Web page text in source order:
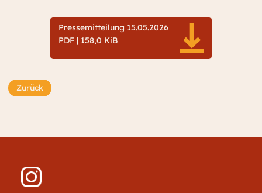
Pressemitteilung 15.05.2026
PDF | 158,0 KiB
Zurück